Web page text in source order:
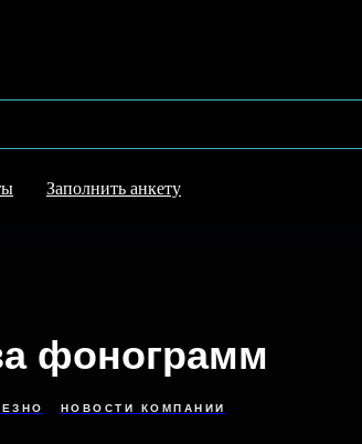
Заполнить анкету
фонограмм
НОВОСТИ КОМПАНИИ